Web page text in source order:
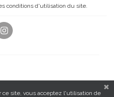
conditions d'utilisation du site.
ce site, vous acceptez l'utilisation de